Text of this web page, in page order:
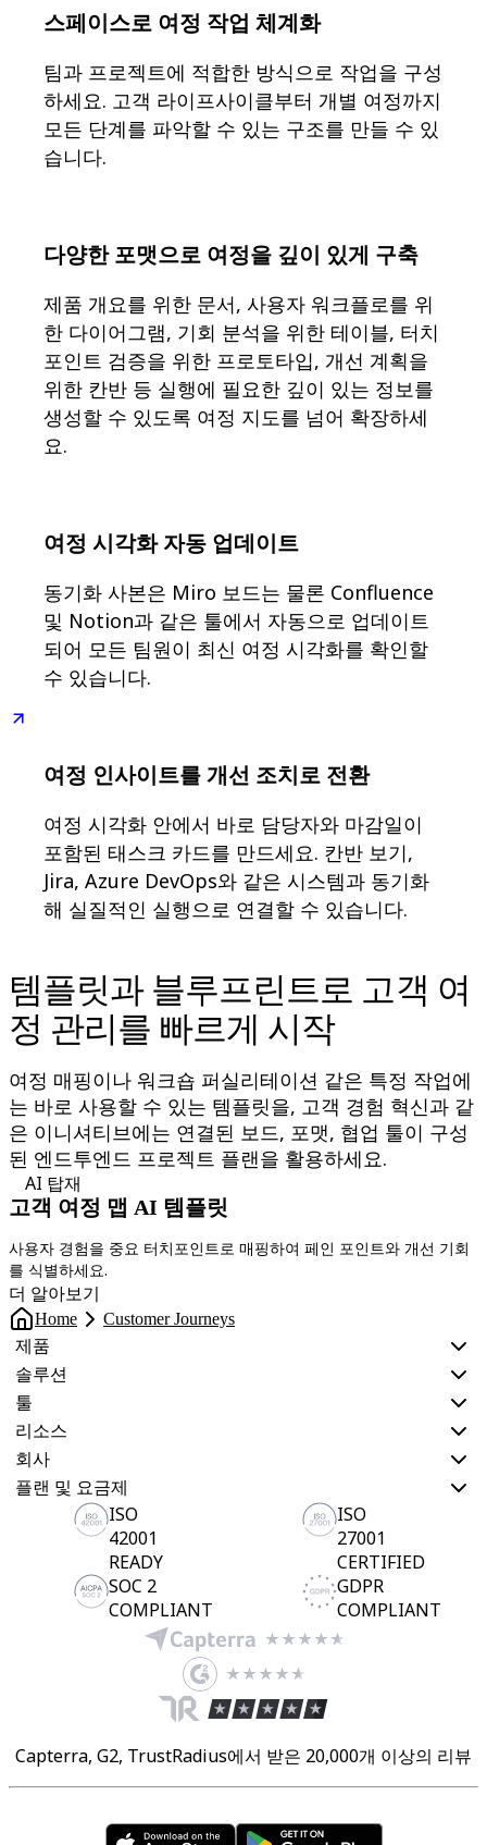
솔루션 파트너
요금제
스페이스로 여정 작업 체계화
팀과 프로젝트에 적합한 방식으로 작업을 구성
하세요. 고객 라이프사이클부터 개별 여정까지
모든 단계를 파악할 수 있는 구조를 만들 수 있
습니다.
다양한 포맷으로 여정을 깊이 있게 구축
제품 개요를 위한 문서, 사용자 워크플로를 위
한 다이어그램, 기회 분석을 위한 테이블, 터치
포인트 검증을 위한 프로토타입, 개선 계획을
위한 칸반 등 실행에 필요한 깊이 있는 정보를
생성할 수 있도록 여정 지도를 넘어 확장하세
요.
여정 시각화 자동 업데이트
동기화 사본은 Miro 보드는 물론 Confluence
및 Notion과 같은 툴에서 자동으로 업데이트
되어 모든 팀원이 최신 여정 시각화를 확인할
수 있습니다.
여정 인사이트를 개선 조치로 전환
여정 시각화 안에서 바로 담당자와 마감일이
포함된 태스크 카드를 만드세요. 칸반 보기,
Jira, Azure DevOps와 같은 시스템과 동기화
해 실질적인 실행으로 연결할 수 있습니다.
템플릿과 블루프린트로 고객 여
정 관리를 빠르게 시작
여정 매핑이나 워크숍 퍼실리테이션 같은 특정 작업에
는 바로 사용할 수 있는 템플릿을, 고객 경험 혁신과 같
은 이니셔티브에는 연결된 보드, 포맷, 협업 툴이 구성
된 엔드투엔드 프로젝트 플랜을 활용하세요.
AI 탑재
고객 여정 맵 AI 템플릿
사용자 경험을 중요 터치포인트로 매핑하여 페인 포인트와 개선 기회
를 식별하세요.
더 알아보기
Home Customer Journeys
제품
솔루션
툴
리소스
회사
플랜 및 요금제
ISO
42001
READY
ISO
27001
CERTIFIED
SOC 2
COMPLIANT
GDPR
COMPLIANT
Capterra, G2, TrustRadius에서 받은 20,000개 이상의 리뷰